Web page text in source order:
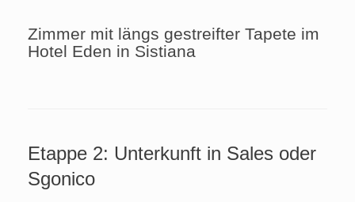
Zimmer mit längs gestreifter Tapete im
Hotel Eden in Sistiana
Etappe 2: Unterkunft in Sales oder
Sgonico